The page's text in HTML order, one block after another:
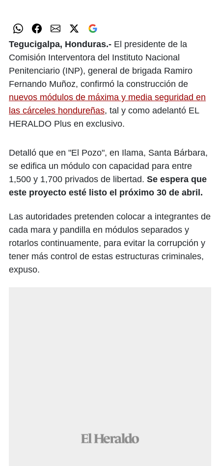
Tegucigalpa, Honduras.- El presidente de la
Comisión Interventora del Instituto Nacional
Penitenciario (INP), general de brigada Ramiro
Fernando Muñoz, confirmó la construcción de
nuevos módulos de máxima y media seguridad en
las cárceles hondureñas, tal y como adelantó EL
HERALDO Plus en exclusivo.
Detalló que en "El Pozo", en Ilama, Santa Bárbara,
se edifica un módulo con capacidad para entre
1,500 y 1,700 privados de libertad. Se espera que
este proyecto esté listo el próximo 30 de abril.
Las autoridades pretenden colocar a integrantes de
cada mara y pandilla en módulos separados y
rotarlos continuamente, para evitar la corrupción y
tener más control de estas estructuras criminales,
expuso.